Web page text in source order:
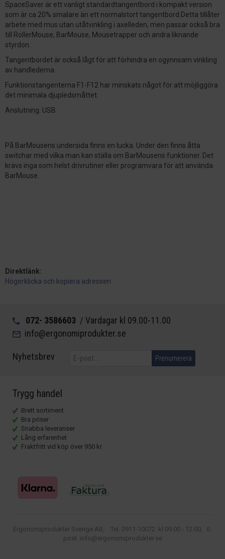
SpaceSaver är ett vanligt standardtangentbord i kompakt version
som är ca 20% smalare än ett normalstort tangentbord.Detta tillåter
arbete med mus utan utåtvinkling i axelleden, men passar också bra
till RollerMouse, BarMouse, Mousetrapper och andra liknande
styrdon.
Tangentbordet är också lågt för att förhindra en ogynnsam vinkling
av handlederna.
Funktionstangenterna F1-F12 har minskats något för att möjliggöra
det minimala djupledsmåttet.
Anslutning. USB
På BarMousens undersida finns en lucka. Under den finns åtta
switchar med vilka man kan ställa om BarMousens funktioner. Det
krävs inga som helst drivrutiner eller programvara för att använda
BarMouse.
Direktlänk:
Högerklicka och kopiera adressen
072- 3586603 / Vardagar kl 09.00-11.00
info@ergonomiprodukter.se
Nyhetsbrev Prenumerera
Trygg handel
Brett sortiment
Bra priser
Snabba leveranser
Lång erfarenhet
Fraktfritt vid köp över 950 kr
Ergonomiprodukter Sverige AB, Tel. 0911-10072 kl 09.00 - 12.00, E-
post. info@ergonomiprodukter.se